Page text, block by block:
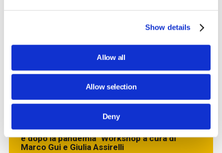
Show details
Allow all
Allow selection
Deny
"Lavorare con il futuro" Workshop a cura di
Mercoledì, 30 novembre 2022 (17:30 - 19:00) presso
STEP FuturAbility District – Milano
"La competenza digitale degli studenti prima
e dopo la pandemia" Workshop a cura di
Marco Gui e Giulia Assirelli